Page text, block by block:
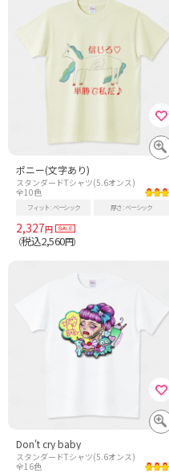
ポニー(文字あり)
スタンダードTシャツ(5.6オンス)
全10色
フィット ベーシック 厚さ ベーシック
2,327円
（税込2,560円）
Don't cry baby
スタンダードTシャツ(5.6オンス)
全16色